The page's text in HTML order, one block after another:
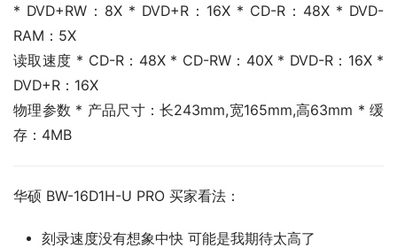
* DVD+RW：8X * DVD+R：16X * CD-R：48X * DVD-
RAM：5X
读取速度 * CD-R：48X * CD-RW：40X * DVD-R：16X *
DVD+R：16X
物理参数 * 产品尺寸：长243mm,宽165mm,高63mm * 缓
存：4MB
华硕 BW-16D1H-U PRO 买家看法：
刻录速度没有想象中快 可能是我期待太高了